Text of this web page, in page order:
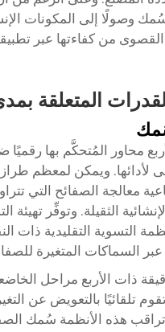
وصولًا إلى المكونات
القصوى من كفاءتها عبر
القدرات المتعلقة
محاور المُتحكَّم بها
لأدائها. ويمكن لمعظم
الإنشائية الثقيلة.
التسوية التقليدية ذات
السماكات المتغيرة
تلقائيًا بالتعويض عن
هذه الأنظمة سُمك